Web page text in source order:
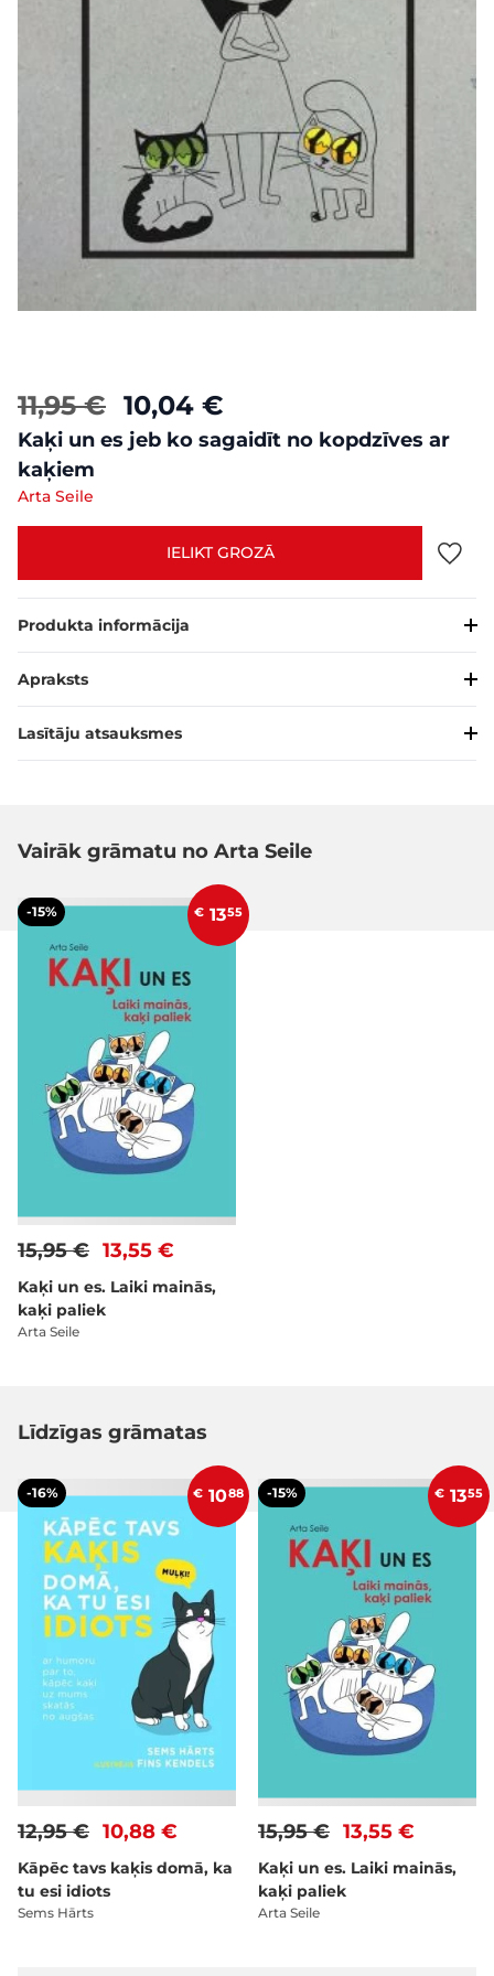
11,95 € 10,04 €
Kaķi un es jeb ko sagaidīt no kopdzīves ar
kaķiem
Arta Seile
IELIKT GROZĀ
Produkta informācija
Apraksts
Lasītāju atsauksmes
Vairāk grāmatu no Arta Seile
-15% € 1355
13,55 €
15,95 €
Kaķi un es. Laiki mainās,
kaķi paliek
Arta Seile
Līdzīgas grāmatas
-16% € 1088
10,88 €
12,95 €
Kāpēc tavs kaķis domā, ka
tu esi idiots
Sems Hārts
-15% € 1355
13,55 €
15,95 €
Kaķi un es. Laiki mainās,
kaķi paliek
Arta Seile